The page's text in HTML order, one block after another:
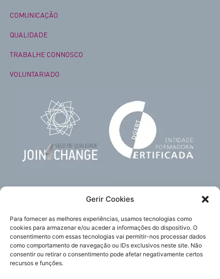
Gerir Cookies
Para fornecer as melhores experiências, usamos tecnologias como
cookies para armazenar e/ou aceder a informações do dispositivo. O
consentimento com essas tecnologias vai permitir-nos processar dados
como comportamento de navegação ou IDs exclusivos neste site. Não
consentir ou retirar o consentimento pode afetar negativamente certos
recursos e funções.
COMUNICAÇÃO
QUALIDADE
TRABALHE CONNOSCO
VOLUNTARIADO
Acompanhe-nos
Subscreva
a nossa newsletter